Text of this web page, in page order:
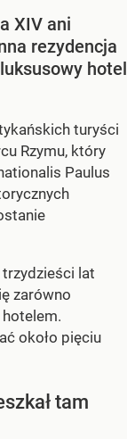
XIV ani
rezydencja
hotel
turyści
Rzymu, który
Paulus
trzydzieści lat
zarówno
hotelem.
około pięciu
tam